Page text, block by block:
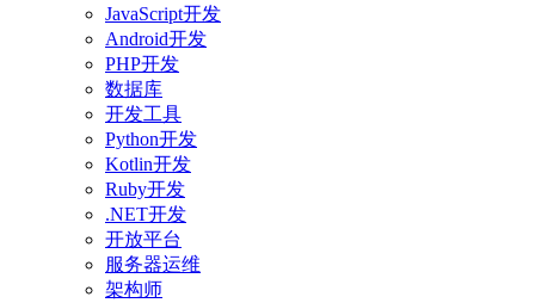
JavaScript开发
Android开发
PHP开发
数据库
开发工具
Python开发
Kotlin开发
Ruby开发
.NET开发
开放平台
服务器运维
架构师